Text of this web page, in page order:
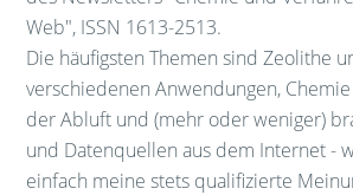
Web", ISSN 1613-2513.
Die häufigsten Themen sind Zeolithe
verschiedenen Anwendungen,
der Abluft und (mehr oder weniger)
und Datenquellen aus dem Internet -
einfach meine stets qualifizierte